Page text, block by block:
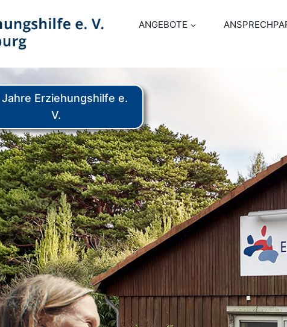
ANGEBOTE
is collapsed. Activate the 50 Jahre
Erziehungshilfe e.
V.